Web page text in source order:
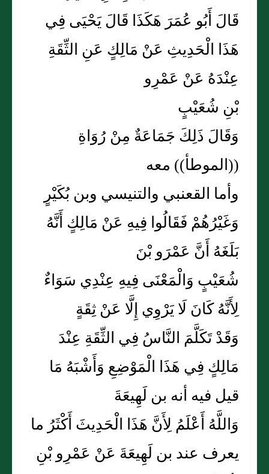
قَالَ أَبُو عُمَرَ هَكَذَا قَالَ يَحْيَى فِي
هَذَا الْحَدِيثِ عَنْ مَالِكٍ عَنِ الثِّقَةِ
عِنْدَهُ عَنْ عَمْرِو
بْنِ شُعَيْبٍ
وَقَالَ ذَلِكَ جَمَاعَةٌ مِنْ رُوَاةِ
((الموطأ)) معه
وأما القعنبي والتنيسي وبن بُكَيْرٍ
وَغَيْرُهُمْ فَقَالُوا فِيهِ عَنْ مَالِكٍ أَنَّهُ
بَلَغَهُ أَنَّ عَمْرَو بْنَ
شُعَيْبٍ وَالْمَعْنَى فِيهِ عِنْدِي سَوَاءٌ
لِأَنَّهُ كَانَ لَا يَرْوِي إِلَّا عَنْ ثِقَةٍ
وَقَدْ تَكَلَّمَ النَّاسُ فِي الثِّقَةِ عِنْدَ
مَالِكٍ فِي هَذَا الْمَوْضِعِ وَأَشْبَهُ مَا
قيل فيه أنه بن لَهِيعَةَ
وَاللَّهُ أَعْلَمُ لِأَنَّ هَذَا الْحَدِيثَ أَكْثَرُ ما
يعرف عند بن لَهِيعَةَ عَنْ عَمْرِو بْنِ